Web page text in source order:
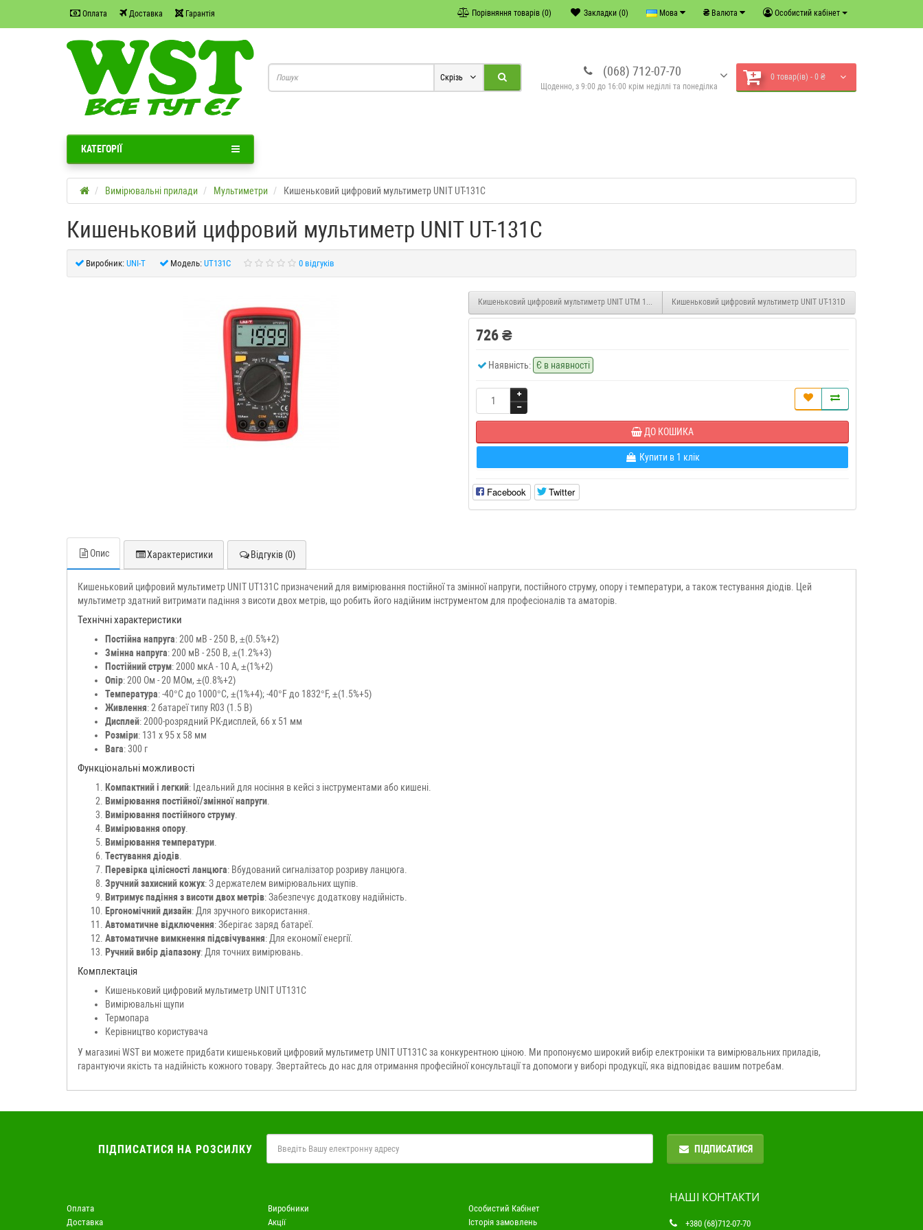
Оплата Доставка Гарантія Особистий кабінет
₴ Валюта
Мова
Закладки (0)
Порівняння товарів (0)
(068) 712-07-70
Щоденно, з 9:00 до 16:00 крім неділлі та понеділка
0 товар(ів) - 0 ₴
Скрізь
КАТЕГОРІЇ
Вимірювальні прилади Мультиметри Кишеньковий цифровий мультиметр UNIT UT-131C
Кишеньковий цифровий мультиметр UNIT UT-131C
Виробник: UNI-T Модель: UT131C 0 відгуків
Кишеньковий цифровий мультиметр UNIT UTM 1125C (UT125C)Кишеньковий цифровий мультиметр UNIT UT-131D
726 ₴
Наявність: Є в наявності
ДО КОШИКА
Купити в 1 клік
Facebook Twitter
Опис Характеристики Відгуків (0)
Кишеньковий цифровий мультиметр UNIT UT131C призначений для вимірювання постійної та змінної напруги, постійного струму, опору і температури, а також тестування діодів. Цей
мультиметр здатний витримати падіння з висоти двох метрів, що робить його надійним інструментом для професіоналів та аматорів.
Технічні характеристики
Постійна напруга: 200 мВ - 250 В, ±(0.5%+2)
Змінна напруга: 200 мВ - 250 В, ±(1.2%+3)
Постійний струм: 2000 мкА - 10 А, ±(1%+2)
Опір: 200 Ом - 20 МОм, ±(0.8%+2)
Температура: -40°C до 1000°C, ±(1%+4); -40°F до 1832°F, ±(1.5%+5)
Живлення: 2 батареї типу R03 (1.5 В)
Дисплей: 2000-розрядний РК-дисплей, 66 x 51 мм
Розміри: 131 x 95 x 58 мм
Вага: 300 г
Функціональні можливості
Компактний і легкий: Ідеальний для носіння в кейсі з інструментами або кишені.
Вимірювання постійної/змінної напруги
Вимірювання постійного струму
Вимірювання опору
Вимірювання температури
Тестування діодів
Перевірка цілісності ланцюга: Вбудований сигналізатор розриву ланцюга.
Зручний захисний кожух: З держателем вимірювальних щупів.
Витримує падіння з висоти двох метрів: Забезпечує додаткову надійність.
Ергономічний дизайн: Для зручного використання.
Автоматичне відключення: Зберігає заряд батареї.
Автоматичне вимкнення підсвічування: Для економії енергії.
Ручний вибір діапазону: Для точних вимірювань.
Комплектація
Кишеньковий цифровий мультиметр UNIT UT131C
Вимірювальні щупи
Термопара
Керівництво користувача
У магазині WST ви можете придбати кишеньковий цифровий мультиметр UNIT UT131C за конкурентною ціною. Ми пропонуємо широкий вибір електроніки та вимірювальних приладів,
гарантуючи якість та надійність кожного товару. Звертайтесь до нас для отримання професійної консультації та допомоги у виборі продукції, яка відповідає вашим потребам.
ПІДПИСАТИСЯ НА РОЗСИЛКУ ПІДПИСАТИСЯ
Оплата
Доставка
Виробники
Акції
Особистий Кабінет
Історія замовлень
НАШІ КОНТАКТИ
+380 (68)712-07-70